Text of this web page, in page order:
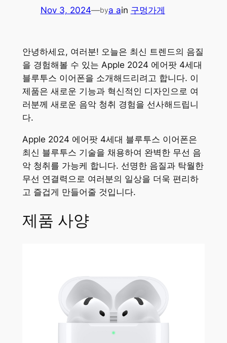
Nov 3, 2024—bya ain 구멍가게
안녕하세요, 여러분! 오늘은 최신 트렌드의 음질
을 경험해볼 수 있는 Apple 2024 에어팟 4세대
블루투스 이어폰을 소개해드리려고 합니다. 이
제품은 새로운 기능과 혁신적인 디자인으로 여
러분께 새로운 음악 청취 경험을 선사해드립니
다.
Apple 2024 에어팟 4세대 블루투스 이어폰은
최신 블루투스 기술을 채용하여 완벽한 무선 음
악 청취를 가능케 합니다. 선명한 음질과 탁월한
무선 연결력으로 여러분의 일상을 더욱 편리하
고 즐겁게 만들어줄 것입니다.
제품 사양